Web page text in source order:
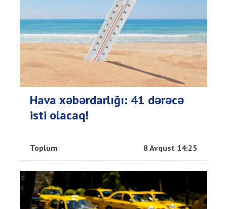
Hava xəbərdarlığı: 41 dərəcə
isti olacaq!
Toplum 8 Avqust 14:25